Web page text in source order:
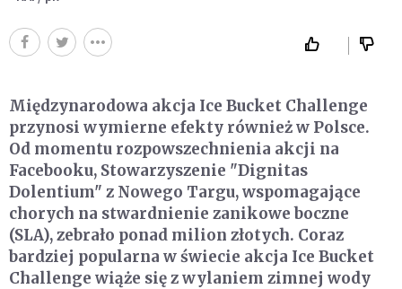
Międzynarodowa akcja Ice Bucket Challenge
przynosi wymierne efekty również w Polsce.
Od momentu rozpowszechnienia akcji na
Facebooku, Stowarzyszenie "Dignitas
Dolentium" z Nowego Targu, wspomagające
chorych na stwardnienie zanikowe boczne
(SLA), zebrało ponad milion złotych. Coraz
bardziej popularna w świecie akcja Ice Bucket
Challenge wiąże się z wylaniem zimnej wody